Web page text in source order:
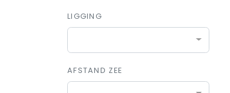
LIGGING
AFSTAND ZEE